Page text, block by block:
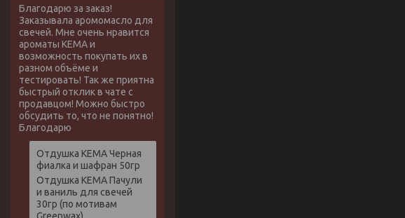
Благодарю за заказ!
Заказывала аромомасло для
свечей. Мне очень нравится
ароматы КЕМА и
возможность покупать их в
разном объёме и
тестировать! Так же приятна
быстрый отклик в чате с
продавцом! Можно быстро
обсудить то, что не понятно!
Благодарю
Отдушка КЕМА Черная
фиалка и шафран 50гр
Отдушка КЕМА Пачули
и ваниль для свечей
30гр (по мотивам